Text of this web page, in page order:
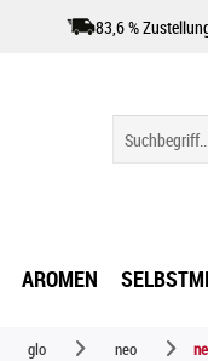
83,6 %
AROMEN
glo neo